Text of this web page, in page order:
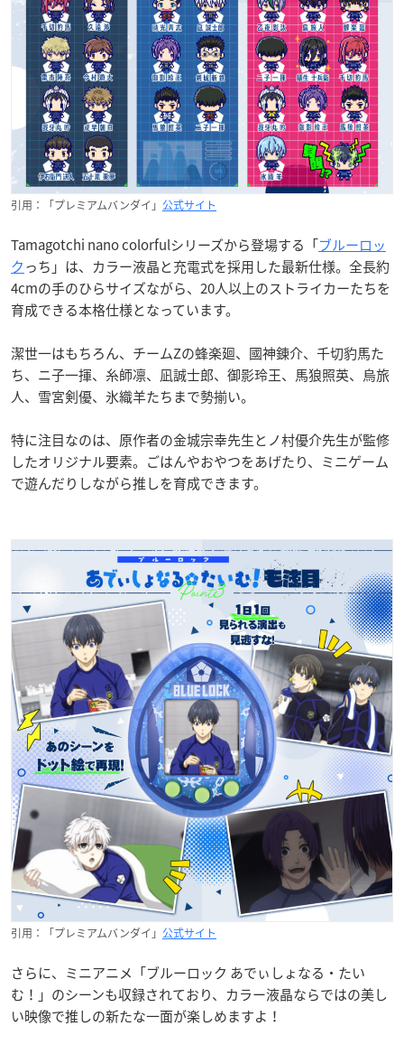
引用：「プレミアムバンダイ」 公式サイト
Tamagotchi nano colorfulシリーズから登場する「ブルーロッ
クっち」は、カラー液晶と充電式を採用した最新仕様。全長約
4cmの手のひらサイズながら、20人以上のストライカーたちを
育成できる本格仕様となっています。
潔世一はもちろん、チームZの蜂楽廻、國神錬介、千切豹馬た
ち、ニ子一揮、糸師凛、凪誠士郎、御影玲王、馬狼照英、烏旅
人、雪宮剣優、氷織羊たちまで勢揃い。
特に注目なのは、原作者の金城宗幸先生とノ村優介先生が監修
したオリジナル要素。ごはんやおやつをあげたり、ミニゲーム
で遊んだりしながら推しを育成できます。
引用：「プレミアムバンダイ」 公式サイト
さらに、ミニアニメ「ブルーロック あでぃしょなる・たい
む！」のシーンも収録されており、カラー液晶ならではの美し
い映像で推しの新たな一面が楽しめますよ！